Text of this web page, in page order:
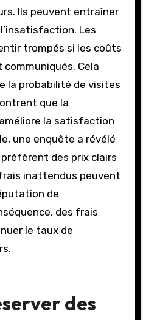
Ils peuvent entraîner
Les
trompés si les coûts
Cela
la probabilité de visites
que la
la satisfaction
une enquête a révélé
des prix clairs
inattendus peuvent
de
des frais
le taux de